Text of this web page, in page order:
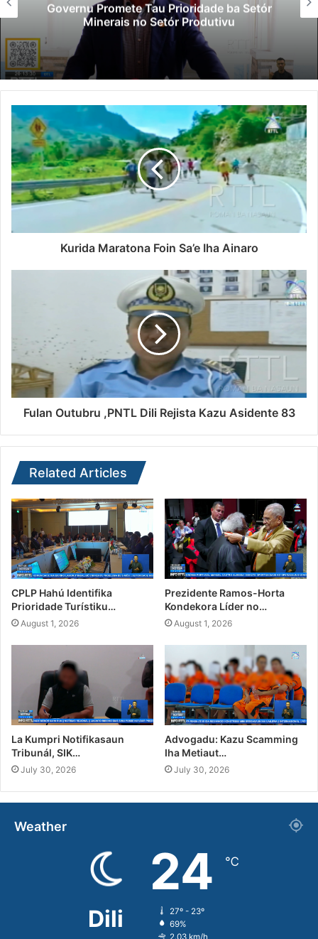
Governu Promete Tau Prioridade ba Setór
Minerais no Setór Produtivu
Kurida Maratona Foin Sa’e Iha Ainaro
Fulan Outubru ,PNTL Dili Rejista Kazu Asidente 83
Related Articles
CPLP Hahú Identifika
Prioridade Turístiku…
August 1, 2026
Prezidente Ramos-Horta
Kondekora Líder no…
August 1, 2026
La Kumpri Notifikasaun
Tribunál, SIK…
July 30, 2026
Advogadu: Kazu Scamming
Iha Metiaut…
July 30, 2026
Weather
Dili
24 ℃
27º - 23º
69%
2.03 km/h